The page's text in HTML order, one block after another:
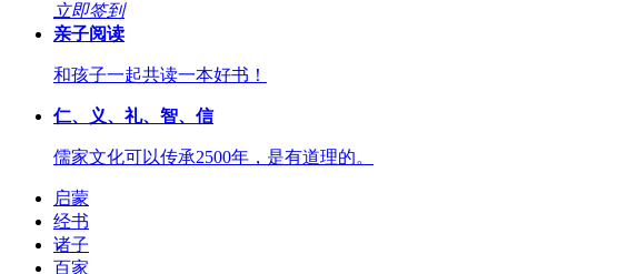
立即签到
亲子阅读
和孩子一起共读一本好书！
仁、义、礼、智、信
儒家文化可以传承2500年，是有道理的。
启蒙
经书
诸子
百家